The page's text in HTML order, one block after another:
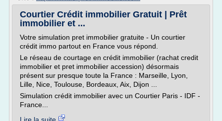
Courtier Crédit immobilier Gratuit | Prêt
immobilier et ...
Votre simulation pret immobilier gratuite - Un courtier
crédit immo partout en France vous répond.
Le réseau de courtage en crédit immobilier (rachat credit
immobilier et pret immobilier accession) désormais
présent sur presque toute la France : Marseille, Lyon,
Lille, Nice, Toulouse, Bordeaux, Aix, Dijon ...
Simulation crédit immobilier avec un Courtier Paris - IDF -
France...